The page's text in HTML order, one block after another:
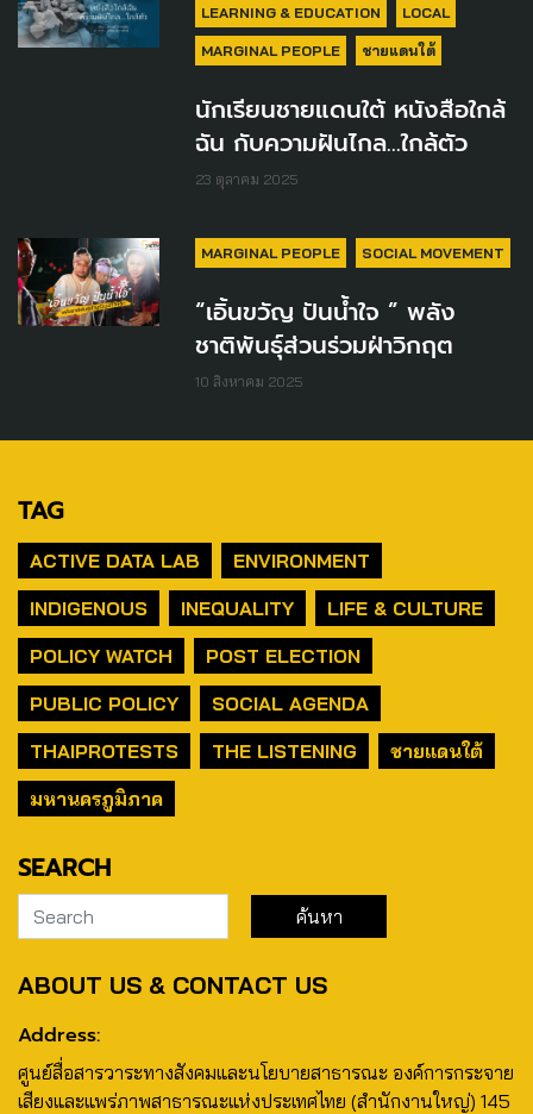
LEARNING & EDUCATION LOCAL
MARGINAL PEOPLE ชายแดนใต้
นักเรียนชายแดนใต้ หนังสือใกล้
ฉัน กับความฝันไกล...ใกล้ตัว
23 ตุลาคม 2025
MARGINAL PEOPLE SOCIAL MOVEMENT
“เอิ้นขวัญ ปันน้ำใจ ” พลัง
ชาติพันธุ์ส่วนร่วมฝ่าวิกฤต
10 สิงหาคม 2025
TAG
ACTIVE DATA LAB
ENVIRONMENT
INDIGENOUS
INEQUALITY
LIFE & CULTURE
POLICY WATCH
POST ELECTION
PUBLIC POLICY
SOCIAL AGENDA
THAIPROTESTS
THE LISTENING
ชายแดนใต้
มหานครภูมิภาค
SEARCH
ABOUT US & CONTACT US
Address:
ศูนย์สื่อสารวาระทางสังคมและนโยบายสาธารณะ องค์การกระจาย
เสียงและแพร่ภาพสาธารณะแห่งประเทศไทย (สำนักงานใหญ่) 145